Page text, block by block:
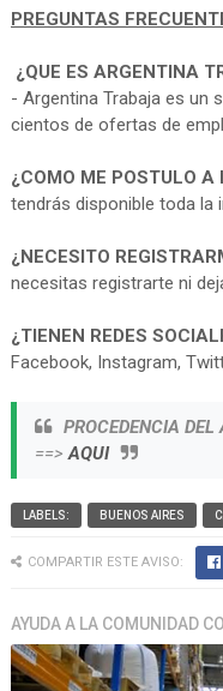
PREGUNTAS
¿QUE ES ARGENTINA
- Argentina Trabaja es un
cientos de ofertas de
¿COMO ME POSTULO A
tendrás disponible toda la
¿NECESITO
necesitas registrarte ni
¿TIENEN REDES
Facebook, Instagram,
PROCEDENCIA DEL
==>AQUI
LABELS: BUENOS AIRES
COMPARTIR ESTE AVISO:
AYUDA A LA COMUNIDAD